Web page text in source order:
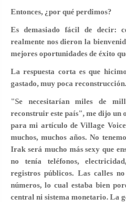
Entonces, ¿por qué perdimos?
Es demasiado fácil de decir:
realmente nos dieron la
mejores oportunidades de éxito
La respuesta corta es que
gastado, muy poca reconstrucción.
"Se necesitarían miles de
reconstruir este país", me dijo un
para mi artículo de Village
muchos, muchos años. No
Irak será mucho más sexy que
no tenía teléfonos,
registros públicos. Las calles
números, lo cual estaba bien
central ni sistema monetario. La